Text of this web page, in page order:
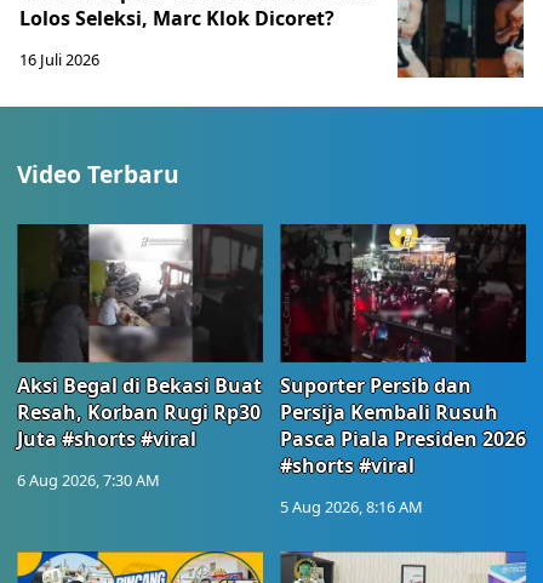
Lolos Seleksi, Marc Klok Dicoret?
16 Juli 2026
Video Terbaru
Aksi Begal di Bekasi Buat
Resah, Korban Rugi Rp30
Juta #shorts #viral
6 Aug 2026, 7:30 AM
Suporter Persib dan
Persija Kembali Rusuh
Pasca Piala Presiden 2026
#shorts #viral
5 Aug 2026, 8:16 AM